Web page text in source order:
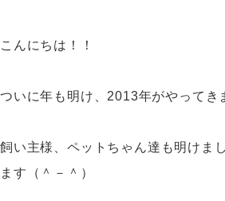
こんにちは！！
ついに年も明け、2013年がやってき
飼い主様、ペットちゃん達も明けま
ます（＾－＾）